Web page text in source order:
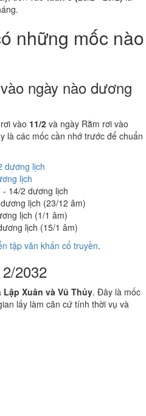
những mốc nào
ngày nào dương
vào 11/2 và ngày Rằm rơi vào
là các mốc cần nhớ trước để chuẩn
dương lịch
lịch
- 14/2 dương lịch
lịch (23/12 âm)
lịch (1/1 âm)
lịch (15/1 âm)
tập văn khấn cổ truyền.
2032
Lập Xuân và Vũ Thủy. Đây là mốc
lấy làm căn cứ tính thời vụ và